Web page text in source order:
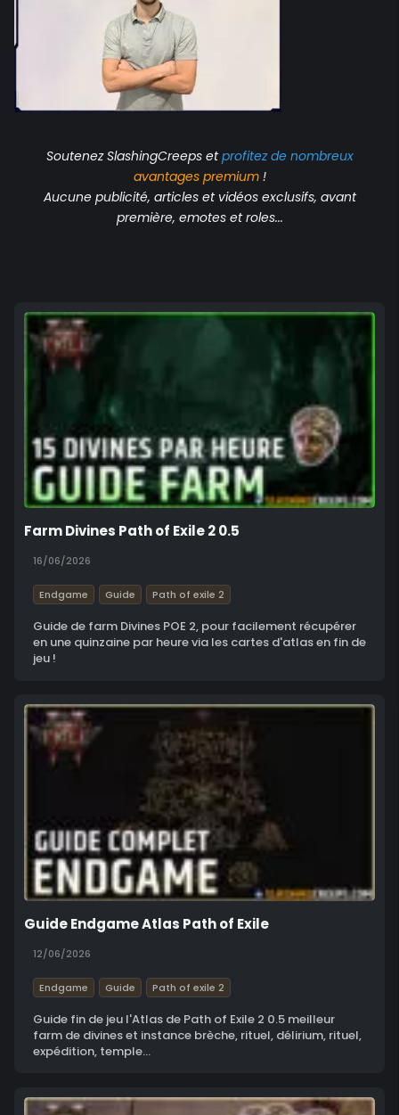
Soutenez SlashingCreeps etprofitez de nombreux
avantagespremium!
Aucune publicité, articles et vidéos exclusifs, avant
première, emotes et roles...
Farm Divines Path of Exile 2 0.5
16/06/2026
Endgame Guide Path of exile 2
Guide de farm Divines POE 2, pour facilement récupérer
en une quinzaine par heure via les cartes d'atlas en fin de
jeu !
Guide Endgame Atlas Path of Exile
12/06/2026
Endgame Guide Path of exile 2
Guide fin de jeu l'Atlas de Path of Exile 2 0.5 meilleur
farm de divines et instance brèche, rituel, délirium, rituel,
expédition, temple...